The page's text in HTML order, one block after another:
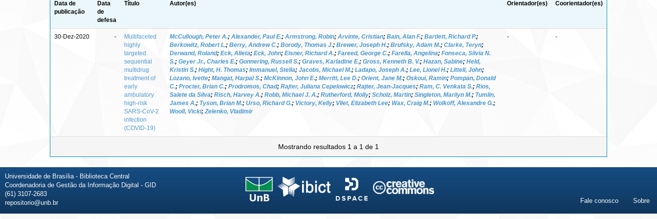
Data de
publicação
Data
de
defesa
Título Autor(es) Orientador(es) Coorientador(es)
30-Dez-2020 -
Multifaceted
highly
targeted
sequential
multidrug
treatment of
early
ambulatory
high-risk
SARS-CoV-2
infection
(COVID-19)
McCullough, Peter A.; Alexander, Paul E.; Armstrong, Robin; Arvinte, Cristian; Bain, Alan F.; Bartlett, Richard P.;
Berkowitz, Robert L.; Berry, Andrew C.; Borody, Thomas J.; Brewer, Joseph H.; Brufsky, Adam M.; Clarke, Teryn;
Derwand, Roland; Eck, Alieta; Eck, John; Eisner, Richard A.; Fareed, George C.; Farella, Angelina; Fonseca, Silvia N.
S.; Geyer Jr., Charles E.; Gonnering, Russell S.; Graves, Karladine E.; Gross, Kenneth B. V.; Hazan, Sabine; Held,
Kristin S.; Hight, H. Thomas; Immanuel, Stella; Jacobs, Michael M.; Ladapo, Joseph A.; Lee, Lionel H.; Littell, John;
Lozano, Ivette; Mangat, Harpal S.; McKinnon, John E.; Merritt, Lee D.; Orient, Jane M.; Oskoui, Ramin; Pompan, Donald
C.; Procter, Brian C.; Prodromos, Chad; Rajter, Juliana Cepelowicz; Rajter, Jean-Jacques; Ram, C. Venkata S.; Rios,
Salete da Silva; Risch, Harvey A.; Robb, Michael J. A.; Rutherford, Molly; Scholz, Martin; Singleton, Marilyn M.; Tumlin,
James A.; Tyson, Brian M.; Urso, Richard G.; Victory, Kelly; Vliet, Elizabeth Lee; Wax, Craig M.; Wolkoff, Alexandre G.;
Wooll, Vicki; Zelenko, Vladimir
- -
Mostrando resultados 1 a 1 de 1
Universidade de Brasília - Biblioteca Central
Coordenadoria de Gestão da Informação Digital - GID
(61) 3107-2683
repositorio@unb.br
Fale conosco Sobre